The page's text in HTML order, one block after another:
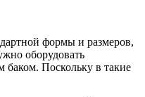
формы и размеров,
оборудовать
Поскольку в такие